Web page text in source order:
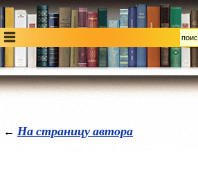
← На страницу автора